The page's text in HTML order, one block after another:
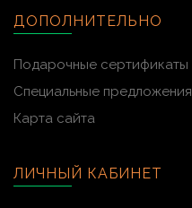
ДОПОЛНИТЕЛЬНО
Подарочные сертификаты
Специальные предложения
Карта сайта
ЛИЧНЫЙ КАБИНЕТ